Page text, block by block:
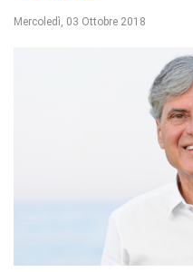
Mercoledì, 03 Ottobre 2018